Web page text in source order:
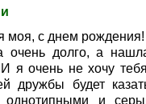
моя, с днем
очень долго, а
я очень не хочу
дружбы будет
однотипными и